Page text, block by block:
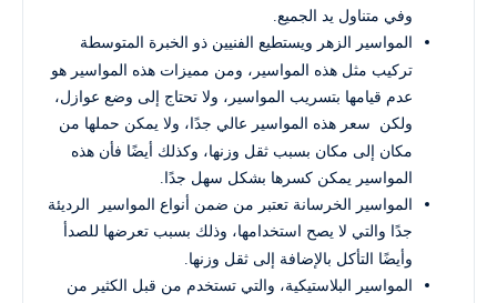
وفي متناول يد الجميع.
المواسير الزهر ويستطيع الفنيين ذو الخبرة المتوسطة
تركيب مثل هذه المواسير، ومن مميزات هذه المواسير هو
عدم قيامها بتسريب المواسير، ولا تحتاج إلى وضع عوازل،
ولكن سعر هذه المواسير عالي جدًا، ولا يمكن حملها من
مكان إلى مكان بسبب ثقل وزنها، وكذلك أيضًا فأن هذه
المواسير يمكن كسرها بشكل سهل جدًا.
المواسير الخرسانة تعتبر من ضمن أنواع المواسير الرديئة
جدًا والتي لا يصح استخدامها، وذلك بسبب تعرضها للصدأ
وأيضًا التأكل بالإضافة إلى ثقل وزنها.
المواسير البلاستيكية، والتي تستخدم من قبل الكثير من